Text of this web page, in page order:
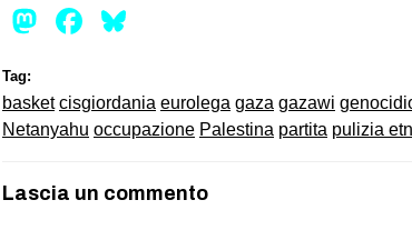
Mastodon
Facebook
Tag:
basket cisgiordania eurolega gaza gazawi
Netanyahu occupazione Palestina partita pulizia
Lascia un commento